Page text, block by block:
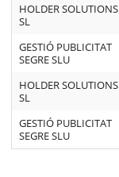
HOLDER SOLUTIONS
SL
GESTIÓ PUBLICITAT
SEGRE SLU
HOLDER SOLUTIONS
SL
GESTIÓ PUBLICITAT
SEGRE SLU